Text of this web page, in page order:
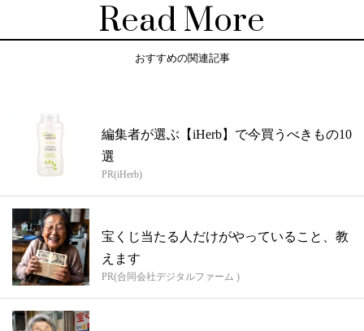
Read More
おすすめの関連記事
編集者が選ぶ【iHerb】で今買うべきもの10
選
PR(iHerb)
宝くじ当たる人だけがやっていること、教
えます
PR(合同会社デジタルファーム )